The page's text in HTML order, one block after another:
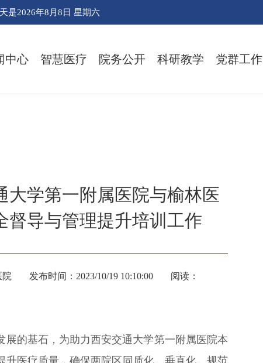
是2026年8月8日 星期六
中心 智慧医疗 院务公开 科研教学 党群工作
大学第一附属医院与榆林医
督导与管理提升培训工作
院 发布时间：2023/10/19 10:10:00
阅读：
的基石，为助力西安交通大学第一附属医院本
升医疗质量，确保两院区同质化、垂直化、规范